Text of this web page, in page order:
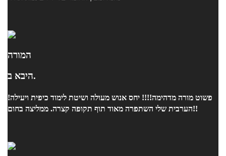
המורה
היבא ב.
פשוט מורה מדהימה!!!! יחס אנוש מעולה ושיטת לימוד כיפית ויעילה!
הערבית שלי השתפרה מאוד תוף תקופה קצרה. ממליצה בחום!!